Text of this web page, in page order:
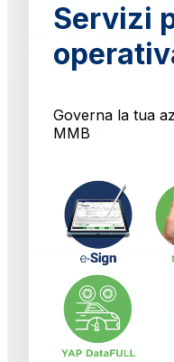
Servizi
Governa la tua
MMB